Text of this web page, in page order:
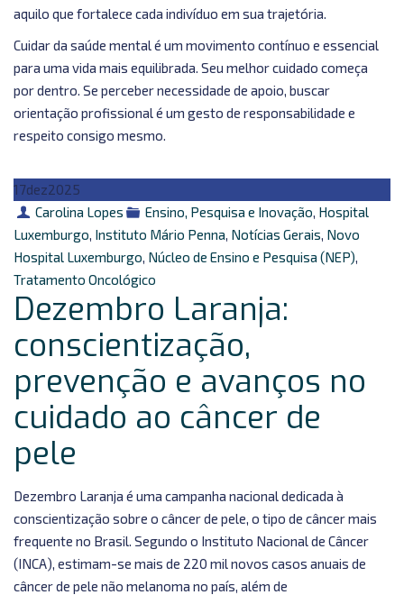
aquilo que fortalece cada indivíduo em sua trajetória.
Cuidar da saúde mental é um movimento contínuo e essencial
para uma vida mais equilibrada. Seu melhor cuidado começa
por dentro. Se perceber necessidade de apoio, buscar
orientação profissional é um gesto de responsabilidade e
respeito consigo mesmo.
17dez2025
Autor
Carolina Lopes Categorias
Ensino, Pesquisa e Inovação, Hospital
Luxemburgo, Instituto Mário Penna, Notícias Gerais, Novo
Hospital Luxemburgo, Núcleo de Ensino e Pesquisa (NEP),
Tratamento Oncológico
Dezembro Laranja:
conscientização,
prevenção e avanços no
cuidado ao câncer de
pele
Dezembro Laranja é uma campanha nacional dedicada à
conscientização sobre o câncer de pele, o tipo de câncer mais
frequente no Brasil. Segundo o Instituto Nacional de Câncer
(INCA), estimam-se mais de 220 mil novos casos anuais de
câncer de pele não melanoma no país, além de